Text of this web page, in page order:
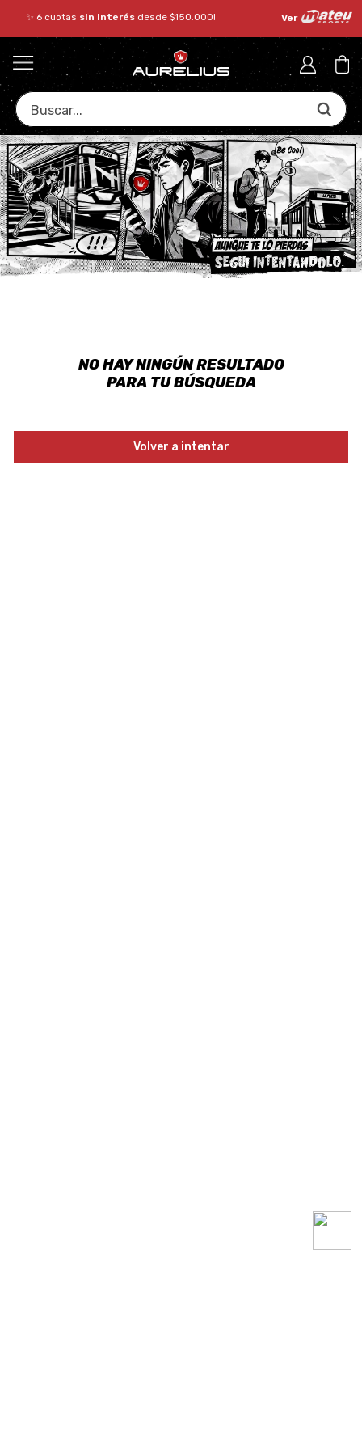
✨ 6 cuotassin interésdesde $150.000! Ver
Buscar...
NO HAY NINGÚN RESULTADO
PARA TU BÚSQUEDA
Volver a intentar